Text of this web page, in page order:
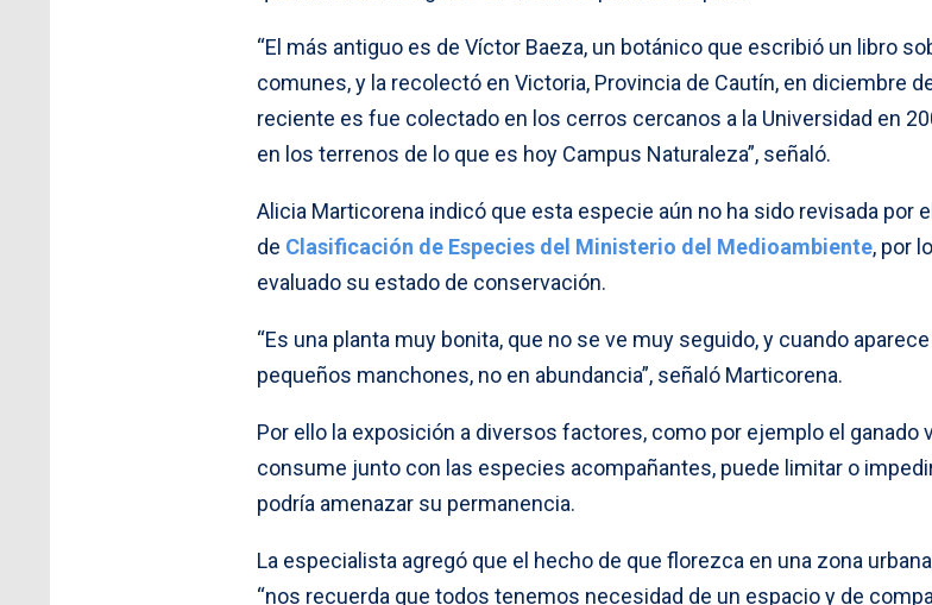
“El más antiguo es de Víctor Baeza, un botánico que escribió un libro
comunes, y la recolectó en Victoria, Provincia de Cautín, en diciembre
reciente es fue colectado en los cerros cercanos a la Universidad en
en los terrenos de lo que es hoy Campus Naturaleza”, señaló.
Alicia Marticorena indicó que esta especie aún no ha sido revisada por
de Clasificación de Especies del Ministerio del Medioambiente, por
evaluado su estado de conservación.
“Es una planta muy bonita, que no se ve muy seguido, y cuando
pequeños manchones, no en abundancia”, señaló Marticorena.
Por ello la exposición a diversos factores, como por ejemplo el ganado
consume junto con las especies acompañantes, puede limitar o
podría amenazar su permanencia.
La especialista agregó que el hecho de que florezca en una zona
“nos recuerda que todos tenemos necesidad de un espacio y de